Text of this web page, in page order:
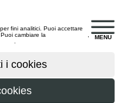
MENU
fini analitici. Puoi accettare
cambiare la